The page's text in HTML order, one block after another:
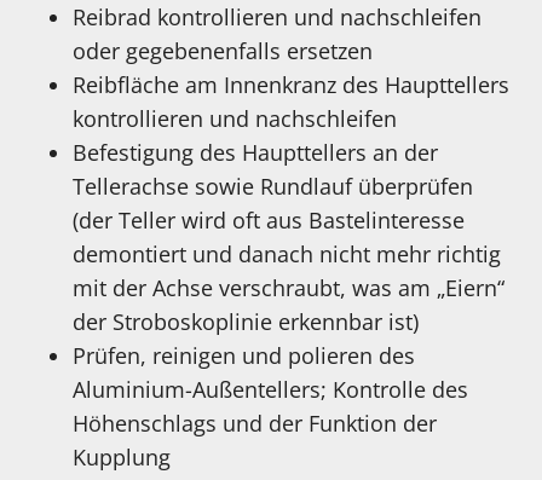
Reibrad kontrollieren und nachschleifen
oder gegebenenfalls ersetzen
Reibfläche am Innenkranz des Haupttellers
kontrollieren und nachschleifen
Befestigung des Haupttellers an der
Tellerachse sowie Rundlauf überprüfen
(der Teller wird oft aus Bastelinteresse
demontiert und danach nicht mehr richtig
mit der Achse verschraubt, was am „Eiern“
der Stroboskoplinie erkennbar ist)
Prüfen, reinigen und polieren des
Aluminium-Außentellers; Kontrolle des
Höhenschlags und der Funktion der
Kupplung